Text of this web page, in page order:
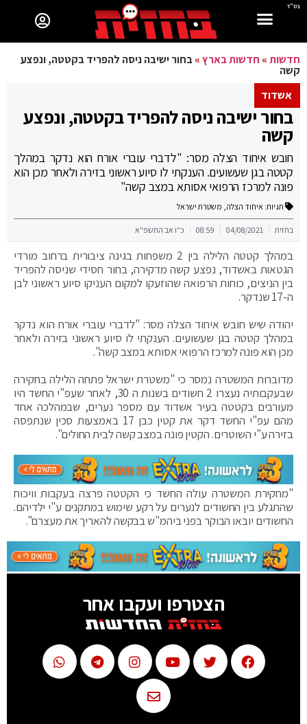
בס"ד
חדשות» חדשות בארץ»בחור ישיבה ניסה להפריד בקטטה, ונפצע
קשה
אשדוד
בחור ישיבה ניסה להפריד בקטטה, ונפצע
קשה
חובש איחוד הצלה מסר: "לדברי עוברי אורח הוא נדקר במהלך
קטטה בגן שעשועים. הענקתי לו סיוע ראשוני בזירה ולאחר מכן הוא
פונה למרכז הרפואי אסותא במצב קשה"
תגיות: איחוד הצלה, משטרת ישראל
בחזית 04/08/2021
08:59 כ"ו אב התשפ"א
במהלך קטטה הלילה בין 2 משפחות בגינה ציבורית ברחוב מורדי
הגטאות באשדוד, נפצע קשה מדקירה, בחור חסידי שניסה להפריד
בין הניצים, כוחות הרפואה שהוזעקו למקום העניקו סיוע ראשוני לבן
ה-17 שנדקר.
יהודה שיש חובש איחוד הצלה מסר: "לדברי עוברי אורח הוא נדקר
במהלך קטטה בגן שעשועים. הענקתי לו סיוע ראשוני בזירה ולאחר
מכן הוא פונה למרכז הרפואי אסותא במצב קשה".
מדוברות המשטרה נמסר כי "משטרת ישראל פתחה הלילה בחקירה
שבעקבותיה נעצרו 2 חשודים בשנות ה 30, לאחר שעפ"י החשד היו
מעורבים בקטטה בעיר אשדוד עם מספר נערים, שבמהלכה אחד
מהם עפ"י החשד דקר את קטין כבן 17 באמצעות סכין שנתפסה
בזירה ע"י השוטרים. הקטין פונה במצב קשה לבית החולים".
"מחקירת המשטרה עולה החשד כי הקטטה פרצה בעקבות וויכוח
שהתגלע בין החשודים לנערים על רקע שימוש במתקנים ע"י ילדיהם.
החשודים יובאו הבוקר בפני ביהמ"ש בבקשה להאריך את מעצרם".
הצטרפו ועקבו אחר